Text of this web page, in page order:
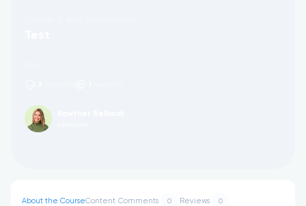
About the CourseContent Comments 0 Reviews 0